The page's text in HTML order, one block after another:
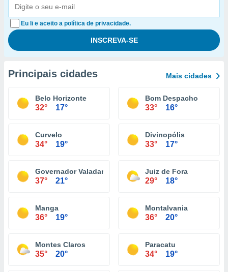
Eu li e aceito a política de privacidade.
Principais cidades Mais cidades
Belo Horizonte
32° 17°
Bom Despacho
33° 16°
Curvelo
34° 19°
Divinopólis
33° 17°
Governador Valadares
37° 21°
Juiz de Fora
29° 18°
Manga
36° 19°
Montalvania
36° 20°
Montes Claros
35° 20°
Paracatu
34° 19°